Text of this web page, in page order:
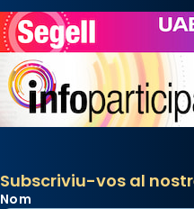
Subscriviu-vos al
Nom